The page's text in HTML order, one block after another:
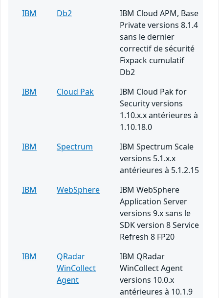
IBM
Db2
IBM Cloud APM, Base
Private versions 8.1.4
sans le dernier
correctif de sécurité
Fixpack cumulatif
Db2
IBM
Cloud Pak
IBM Cloud Pak for
Security versions
1.10.x.x antérieures à
1.10.18.0
IBM
Spectrum
IBM Spectrum Scale
versions 5.1.x.x
antérieures à 5.1.2.15
IBM
WebSphere
IBM WebSphere
Application Server
versions 9.x sans le
SDK version 8 Service
Refresh 8 FP20
IBM
QRadar
WinCollect
Agent
IBM QRadar
WinCollect Agent
versions 10.0.x
antérieures à 10.1.9